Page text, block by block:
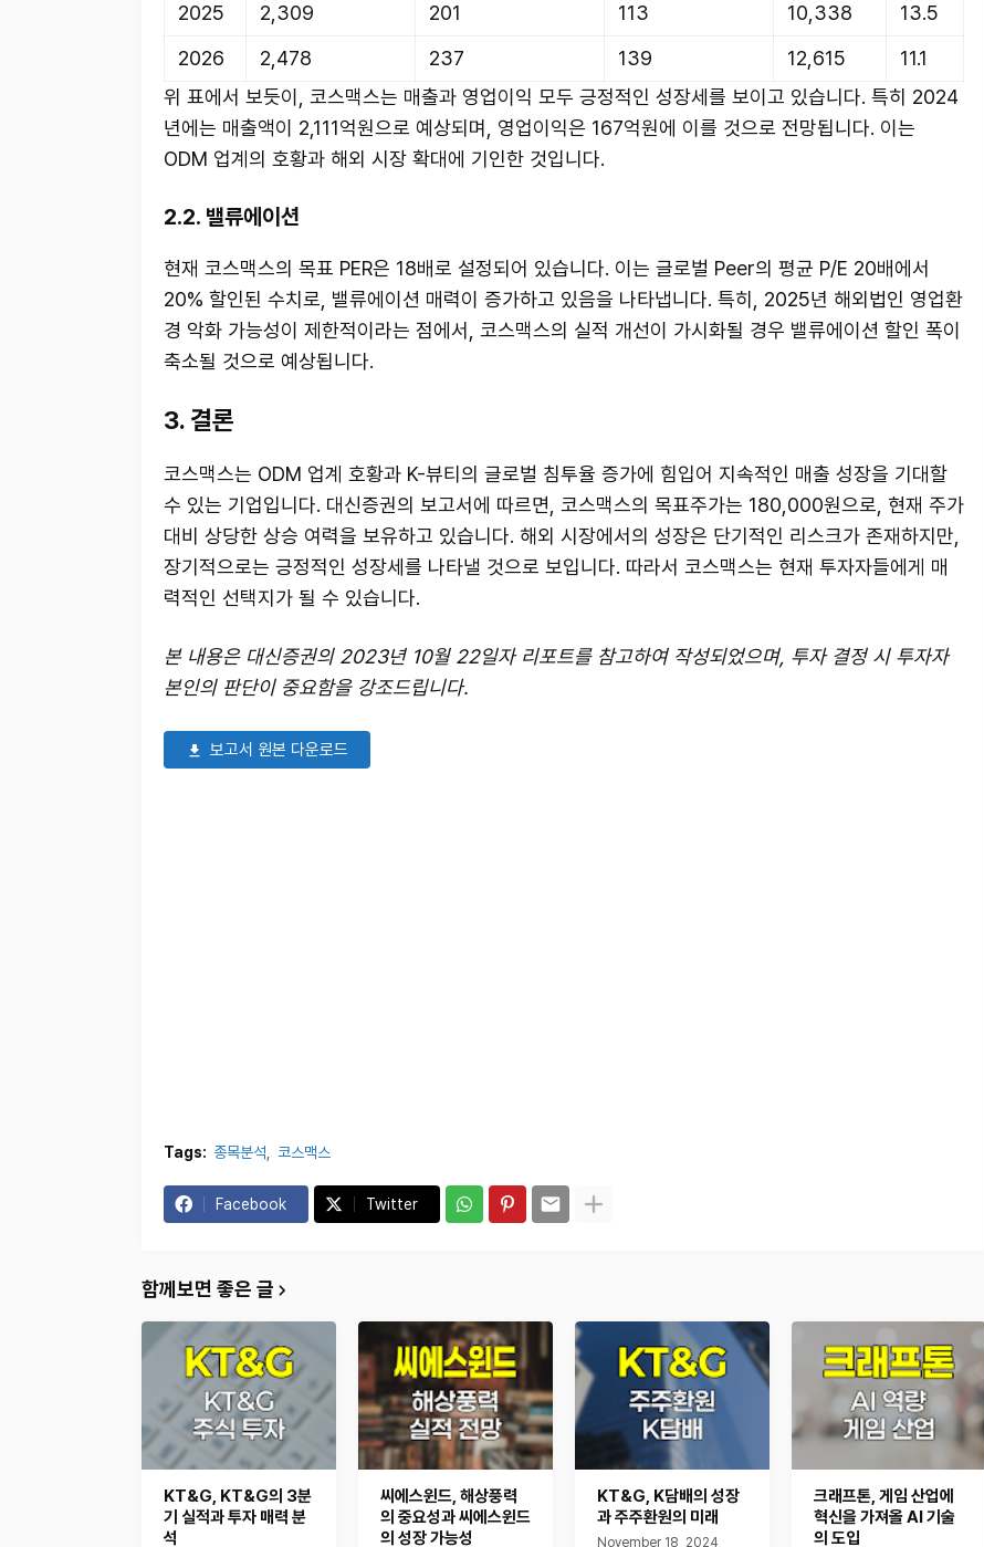
2025
2,309 201 113 10,338
13.5
2026
2,478 237 139 12,615
11.1
위 표에서 보듯이, 코스맥스는 매출과 영업이익 모두 긍정적인 성장세를 보이고 있습니다. 특히 2024
년에는 매출액이 2,111억원으로 예상되며, 영업이익은 167억원에 이를 것으로 전망됩니다. 이는
ODM 업계의 호황과 해외 시장 확대에 기인한 것입니다.
2.2. 밸류에이션
현재 코스맥스의 목표 PER은 18배로 설정되어 있습니다. 이는 글로벌 Peer의 평균 P/E 20배에서
20% 할인된 수치로, 밸류에이션 매력이 증가하고 있음을 나타냅니다. 특히, 2025년 해외법인 영업환
경 악화 가능성이 제한적이라는 점에서, 코스맥스의 실적 개선이 가시화될 경우 밸류에이션 할인 폭이
축소될 것으로 예상됩니다.
3. 결론
코스맥스는 ODM 업계 호황과 K-뷰티의 글로벌 침투율 증가에 힘입어 지속적인 매출 성장을 기대할
수 있는 기업입니다. 대신증권의 보고서에 따르면, 코스맥스의 목표주가는 180,000원으로, 현재 주가
대비 상당한 상승 여력을 보유하고 있습니다. 해외 시장에서의 성장은 단기적인 리스크가 존재하지만,
장기적으로는 긍정적인 성장세를 나타낼 것으로 보입니다. 따라서 코스맥스는 현재 투자자들에게 매
력적인 선택지가 될 수 있습니다.
본 내용은 대신증권의 2023년 10월 22일자 리포트를 참고하여 작성되었으며, 투자 결정 시 투자자
본인의 판단이 중요함을 강조드립니다.
보고서 원본 다운로드
Tags: 종목분석 코스맥스
Facebook Twitter
함께보면 좋은 글
KT&G, KT&G의 3분
기 실적과 투자 매력 분
석
씨에스윈드, 해상풍력
의 중요성과 씨에스윈드
의 성장 가능성
KT&G, K담배의 성장
과 주주환원의 미래
November 18, 2024
크래프톤, 게임 산업에
혁신을 가져올 AI 기술
의 도입